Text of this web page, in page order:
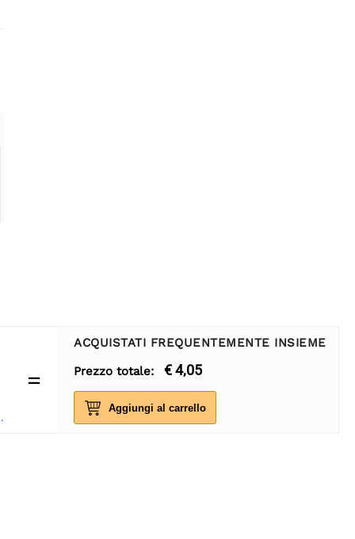
=
ACQUISTATI FREQUENTEMENTE INSIEME
Prezzo totale:
€ 4,05
Aggiungi al carrello